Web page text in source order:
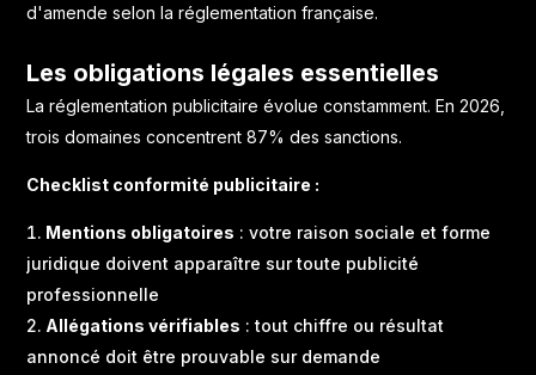
d'amende selonla réglementation française.
Les obligations légales essentielles
La réglementation publicitaire évolue constamment. En 2026,
trois domaines concentrent 87% des sanctions.
Checklist conformité publicitaire :
Mentions obligatoires : votre raison sociale et forme
juridique doivent apparaître sur toute publicité
professionnelle
Allégations vérifiables : tout chiffre ou résultat
annoncé doit être prouvable sur demande